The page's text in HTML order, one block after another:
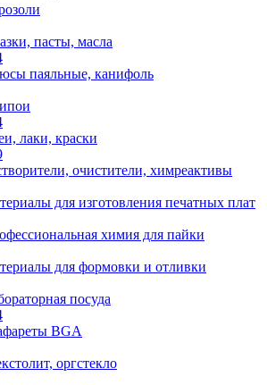
пасты, масла
паяльные, канифоль
лаки, краски
очистители, химреактивы
для изготовления печатных плат
химия для пайки
для формовки и отливки
посуда
BGA
оргстекло